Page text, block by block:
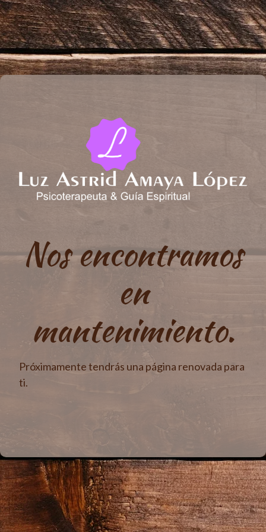
Nos encontramos
en
mantenimiento.
Próximamente tendrás una página renovada para
ti.